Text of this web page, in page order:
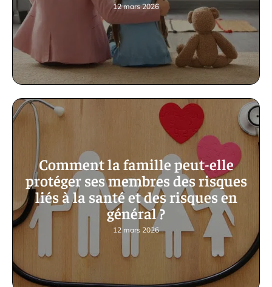
12 mars 2026
Comment la famille peut-elle
protéger ses membres des risques
liés à la santé et des risques en
général ?
12 mars 2026